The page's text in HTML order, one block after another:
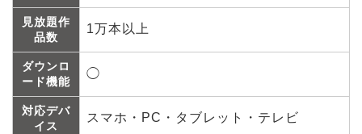
見放題作
品数
1万本以上
ダウンロ
ード機能
◯
対応デバ
イス
スマホ・PC・タブレット・テレビ